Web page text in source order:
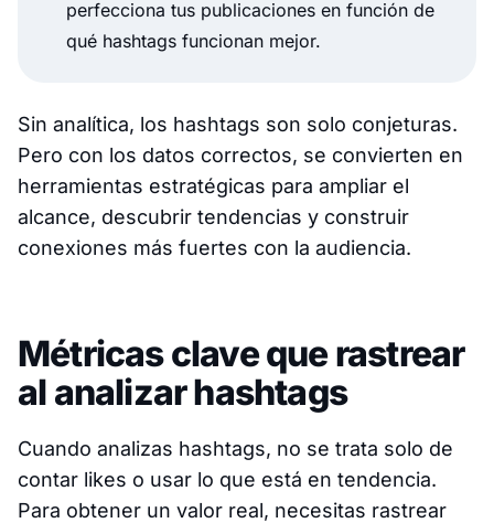
perfecciona tus publicaciones en función de
qué hashtags funcionan mejor.
Sin analítica, los hashtags son solo conjeturas.
Pero con los datos correctos, se convierten en
herramientas estratégicas para ampliar el
alcance, descubrir tendencias y construir
conexiones más fuertes con la audiencia.
Métricas clave que rastrear
al analizar hashtags
Cuando analizas hashtags, no se trata solo de
contar likes o usar lo que está en tendencia.
Para obtener un valor real, necesitas rastrear